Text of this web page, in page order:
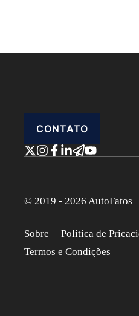
CONTATO
© 2019 - 2026 AutoFatos
Sobre
Política de
Termos e Condições